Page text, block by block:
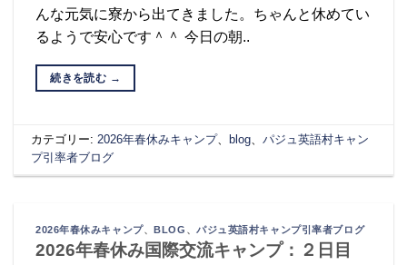
んな元気に寮から出てきました。ちゃんと休めてい
るようで安心です＾＾ 今日の朝..
続きを読む →
カテゴリー: 2026年春休みキャンプ、 blog 、パジュ英語村キャン
プ引率者ブログ
2026年春休みキャンプ、BLOG 、パジュ英語村キャンプ引率者ブログ
2026年春休み国際交流キャンプ：２日目